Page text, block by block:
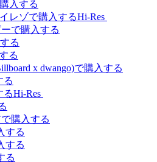
Hi-Res
Hi-Res